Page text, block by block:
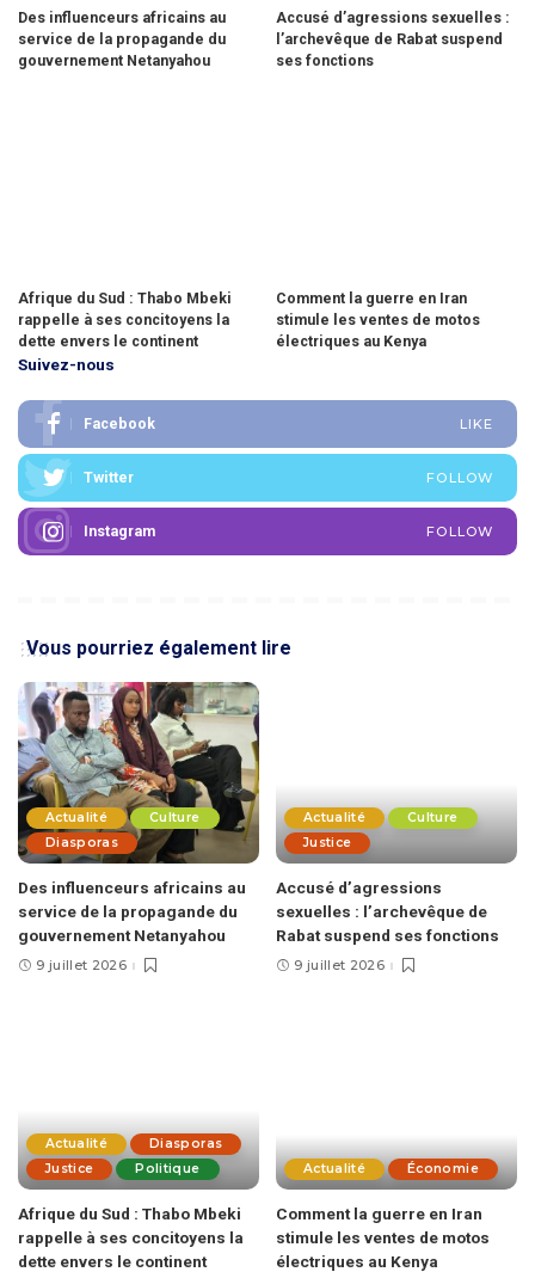
Des influenceurs africains au
service de la propagande du
gouvernement Netanyahou
Accusé d’agressions sexuelles :
l’archevêque de Rabat suspend
ses fonctions
Afrique du Sud : Thabo Mbeki
rappelle à ses concitoyens la
dette envers le continent
Comment la guerre en Iran
stimule les ventes de motos
électriques au Kenya
Suivez-nous
Facebook LIKE
Twitter FOLLOW
Instagram FOLLOW
Vous pourriez également lire
Actualité
Culture
Diasporas
Des influenceurs africains au
service de la propagande du
gouvernement Netanyahou
9 juillet 2026
Actualité
Culture
Justice
Accusé d’agressions
sexuelles : l’archevêque de
Rabat suspend ses fonctions
9 juillet 2026
Actualité
Diasporas
Justice
Politique
Afrique du Sud : Thabo Mbeki
rappelle à ses concitoyens la
dette envers le continent
Actualité Économie
Comment la guerre en Iran
stimule les ventes de motos
électriques au Kenya